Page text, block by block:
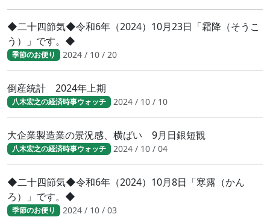
◆二十四節気◆令和6年（2024）10月23日「霜降（そうこ
う）」です。◆
季節のお便り 2024 / 10 / 20
倒産統計 2024年上期
八木宏之の経済時事ウォッチ 2024 / 10 / 10
大企業製造業の景況感、横ばい 9月日銀短観
八木宏之の経済時事ウォッチ 2024 / 10 / 04
◆二十四節気◆令和6年（2024）10月8日「寒露（かん
ろ）」です。◆
季節のお便り 2024 / 10 / 03